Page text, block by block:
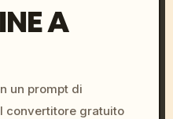
colors, 8k --v 6.0
A
un prompt di
convertitore gratuito